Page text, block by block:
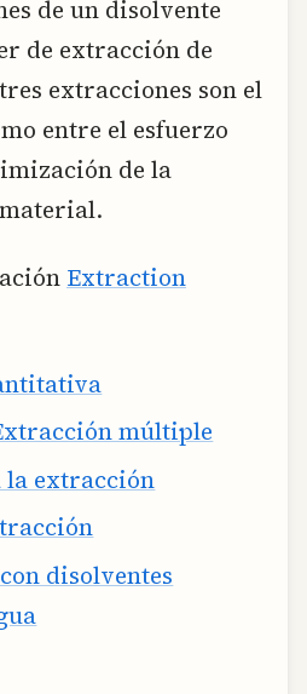
de un disolvente
de extracción de
extracciones son el
entre el esfuerzo
de la
Extraction
múltiple
extracción
disolventes